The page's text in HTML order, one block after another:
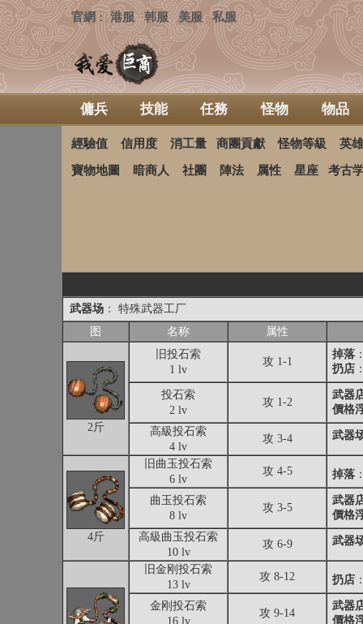
官網 ：港服 韩服 美服 私服
傭兵 技能 任務 怪物 物品
經驗值 信用度 消工量 商團貢獻 怪物等級 英
寶物地圖 暗商人 社團 陣法 属性 星座 考古
武器场 ： 特殊武器工厂
图
名称 属性
2斤
旧投石索
1 lv
攻 1-1
掉落
扔店
投石索
2 lv
攻 1-2
武器
價格
高級投石索
4 lv
攻 3-4 武器
4斤
旧曲玉投石索
6 lv
攻 4-5 掉落
曲玉投石索
8 lv
攻 3-5
武器
價格
高級曲玉投石索
10 lv
攻 6-9 武器
旧金刚投石索
13 lv
攻 8-12 扔店
金刚投石索
16 lv
攻 9-14
武器
價格